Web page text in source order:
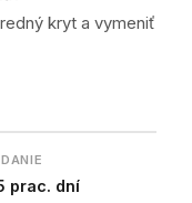
kryt a vymeniť
prac. dní